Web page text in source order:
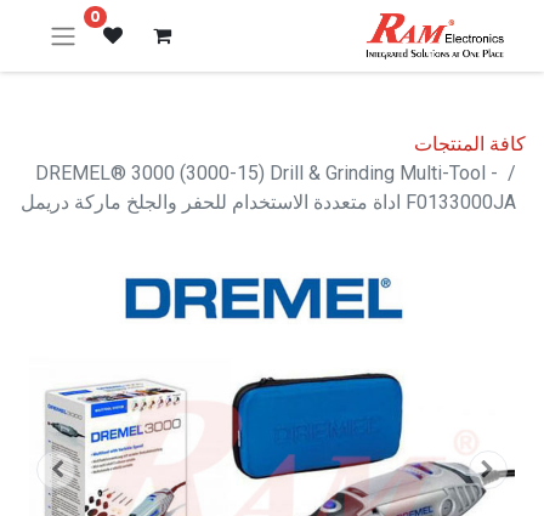
0
كافة المنتجات
DREMEL® 3000 (3000-15) Drill & Grinding Multi-Tool -
F0133000JA اداة متعددة الاستخدام للحفر والجلخ ماركة دريمل